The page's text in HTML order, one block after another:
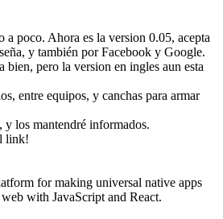
a poco. Ahora es la version 0.05, acepta
y también por Facebook y Google.
bien, pero la version en ingles aun esta
entre equipos, y canchas para armar
y los mantendré informados.
link!
for making universal native apps
with JavaScript and React.